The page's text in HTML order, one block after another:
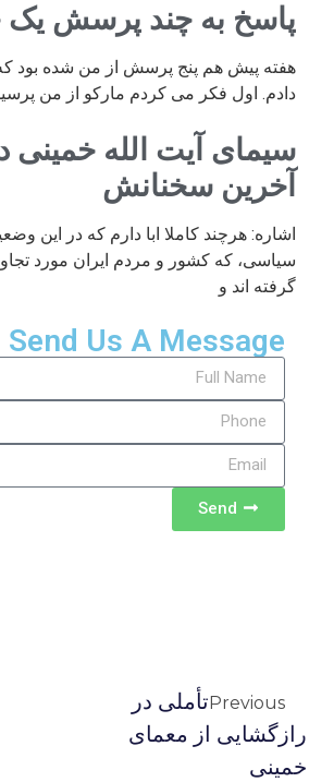
پاسخ به چند پرسش یک
هفته پیش هم پنج پرسش از من شده بود
دادم. اول فکر می کردم مارکو از من
سیمای آیت الله خمینی
آخرین سخنانش
اشاره: هرچند کاملا ابا دارم که در این
سیاسی، که کشور و مردم ایران مورد
گرفته اند و
Send Us A Message
Send
Previousتأملی در
رازگشایی از معمای
خمینی